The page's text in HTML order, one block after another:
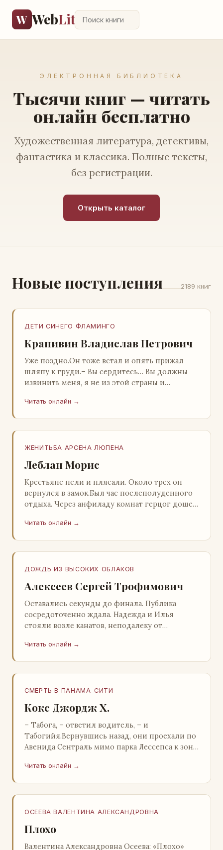
W WebLit
ЭЛЕКТРОННАЯ БИБЛИОТЕКА
Тысячи книг — читать
онлайн бесплатно
Художественная литература, детективы,
фантастика и классика. Полные тексты,
без регистрации.
Открыть каталог
Новые поступления 2189 книг
ДЕТИ СИНЕГО ФЛАМИНГО
Крапивин Владислав Петрович
Уже поздно.Он тоже встал и опять прижал
шляпу к груди.– Вы сердитесь… Вы должны
извинить меня, я не из этой страны и
прошу: выс…
Читать онлайн →
ЖЕНИТЬБА АРСЕНА ЛЮПЕНА
Леблан Морис
Крестьяне пели и плясали. Около трех он
вернулся в замок.Был час послеполуденного
отдыха. Через анфиладу комнат герцог дошел
во…
Читать онлайн →
ДОЖДЬ ИЗ ВЫСОКИХ ОБЛАКОВ
Алексеев Сергей Трофимович
Оставались секунды до финала. Публика
сосредоточенно ждала. Надежда и Илья
стояли возле канатов, неподалеку от
прочей публики, …
Читать онлайн →
СМЕРТЬ В ПАНАМА-СИТИ
Кокс Джордж Х.
– Табога, – ответил водитель, – и
Табогийя.Вернувшись назад, они проехали по
Авенида Сентраль мимо парка Лессепса к зоне
отель…
Читать онлайн →
ОСЕЕВА ВАЛЕНТИНА АЛЕКСАНДРОВНА
Плохо
Валентина Александровна Осеева: «Плохо»